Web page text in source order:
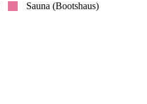
Sauna (Bootshaus)